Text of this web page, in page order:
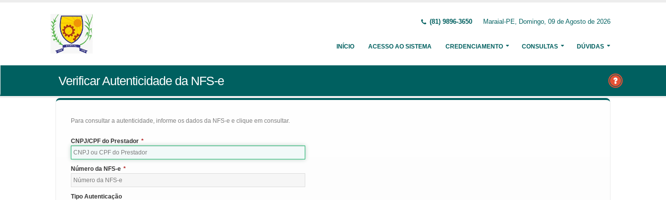
(81) 9896-3650 Maraial-PE, Domingo, 09 de Agosto de 2026
INÍCIO ACESSO AO SISTEMA CREDENCIAMENTO CONSULTAS DÚVIDAS
Verificar Autenticidade da NFS-e
Para consultar a autenticidade, informe os dados da NFS-e e clique em consultar.
CNPJ/CPF do Prestador *
Número da NFS-e *
Tipo Autenticação